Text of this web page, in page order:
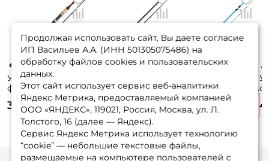
Удилище
фидерное
Волжанка Пикер
300см. до 60гр. /
040-0031
3 705 ₽
фидерное Nautilus
N/Feed 360см. до
90гр. / NN12MQ
4 890 ₽
фидерное Nautilus
Butler Feeder FD
180см. до 150гр. /
3 850 ₽ 4
Продолжая использовать сайт, Вы даете согласие
ИП Васильев А.А. (ИНН 501305075486) на
обработку файлов cookies и пользовательских
данных.
Этот сайт использует сервис веб-аналитики
Яндекс Метрика, предоставляемый компанией
ООО «ЯНДЕКС», 119021, Россия, Москва, ул. Л.
Толстого, 16 (далее — Яндекс).
Сервис Яндекс Метрика использует технологию
“cookie” — небольшие текстовые файлы,
размещаемые на компьютере пользователей с